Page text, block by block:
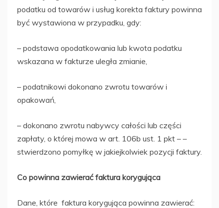
podatku od towarów i usług korekta faktury powinna
być wystawiona w przypadku, gdy:
– podstawa opodatkowania lub kwota podatku
wskazana w fakturze uległa zmianie,
– podatnikowi dokonano zwrotu towarów i
opakowań,
– dokonano zwrotu nabywcy całości lub części
zapłaty, o której mowa w art. 106b ust. 1 pkt – –
stwierdzono pomyłkę w jakiejkolwiek pozycji faktury.
Co powinna zawierać faktura korygująca
Dane, które faktura korygująca powinna zawierać: